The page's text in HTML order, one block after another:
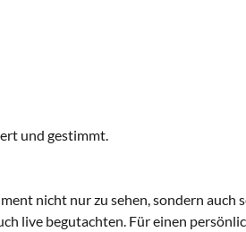
und gestimmt.
nicht nur zu sehen, sondern
live begutachten. Für einen